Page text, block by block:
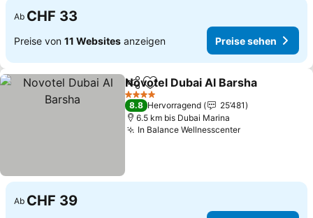
Ab CHF 33
Preise von 11 Websites anzeigen Preise sehen
TeilenZu Favoriten hinzufügen
Novotel Dubai Al Barsha
4 Sterne
8.8 Hervorragend
25’481
6.5 km bis Dubai Marina
In Balance Wellnesscenter
Ab CHF 39